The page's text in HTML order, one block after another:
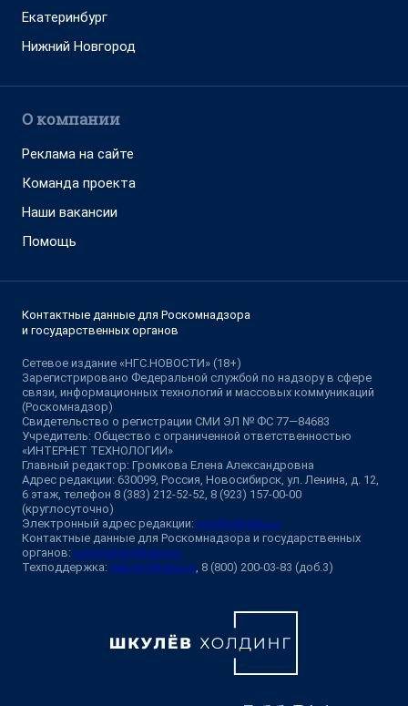
Екатеринбург
Нижний Новгород
О компании
Реклама на сайте
Команда проекта
Наши вакансии
Помощь
Контактные данные для Роскомнадзора
и государственных органов
Сетевое издание «НГС.НОВОСТИ» (18+)
Зарегистрировано Федеральной службой по надзору в сфере
связи, информационных технологий и массовых коммуникаций
(Роскомнадзор)
Свидетельство о регистрации СМИ ЭЛ № ФС 77—84683
Учредитель: Общество с ограниченной ответственностью
«ИНТЕРНЕТ ТЕХНОЛОГИИ»
Главный редактор: Громкова Елена Александровна
Адрес редакции: 630099, Россия, Новосибирск, ул. Ленина, д. 12,
6 этаж, телефон 8 (383) 212-52-52, 8 (923) 157-00-00
(круглосуточно)
Электронный адрес редакции: ngs@shkulev.ru
Контактные данные для Роскомнадзора и государственных
органов: juristnsk@shkulev.ru
Техподдержка: help@shkulev.ru, 8 (800) 200-03-83 (доб.3)